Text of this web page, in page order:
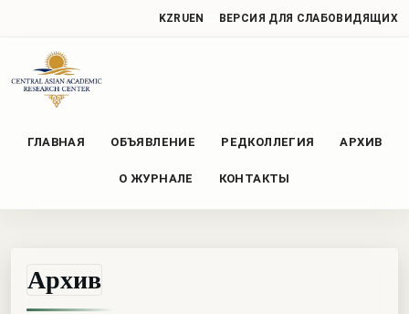
KZRUEN ВЕРСИЯ ДЛЯ СЛАБОВИДЯЩИХ
ГЛАВНАЯ ОБЪЯВЛЕНИЕ РЕДКОЛЛЕГИЯ АРХИВ
О ЖУРНАЛЕ КОНТАКТЫ
Архив